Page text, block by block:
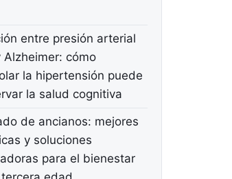
entre presión arterial
Alzheimer: cómo
la hipertensión puede
la salud cognitiva
de ancianos: mejores
y soluciones
para el bienestar